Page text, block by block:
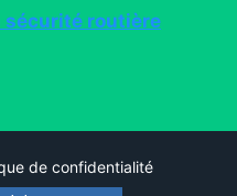
sécurité routière
de confidentialité